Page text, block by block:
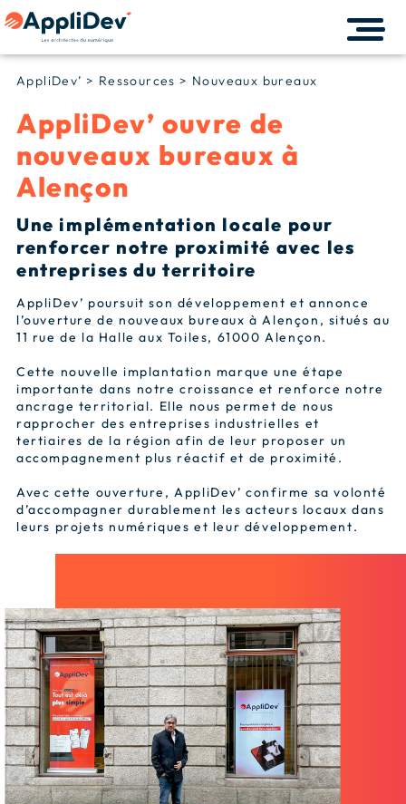
AppliDev’ > Ressources > Nouveaux bureaux
AppliDev’ ouvre de
nouveaux bureaux à
Alençon
Une implémentation locale pour
renforcer notre proximité avec les
entreprises du territoire
AppliDev’ poursuit son développement et annonce
l’ouverture de nouveaux bureaux à Alençon, situés au
11 rue de la Halle aux Toiles, 61000 Alençon.
Cette nouvelle implantation marque une étape
importante dans notre croissance et renforce notre
ancrage territorial. Elle nous permet de nous
rapprocher des entreprises industrielles et
tertiaires de la région afin de leur proposer un
accompagnement plus réactif et de proximité.
Avec cette ouverture, AppliDev’ confirme sa volonté
d’accompagner durablement les acteurs locaux dans
leurs projets numériques et leur développement.